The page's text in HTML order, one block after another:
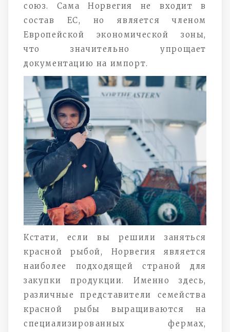
союз. Сама Норвегия не входит в
состав ЕС, но является членом
Европейской экономической зоны,
что значительно упрощает
документацию на импорт.
Кстати, если вы решили заняться
красной рыбой, Норвегия является
наиболее подходящей страной для
закупки продукции. Именно здесь,
различные представители семейства
красной рыбы выращиваются на
специализированных фермах,